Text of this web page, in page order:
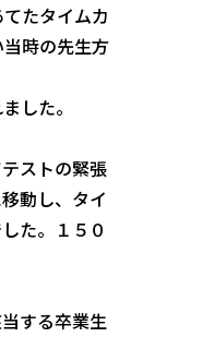
たタイムカ
時の先生方
した。
ストの緊張
動し、タイ
た。１５０
する卒業生